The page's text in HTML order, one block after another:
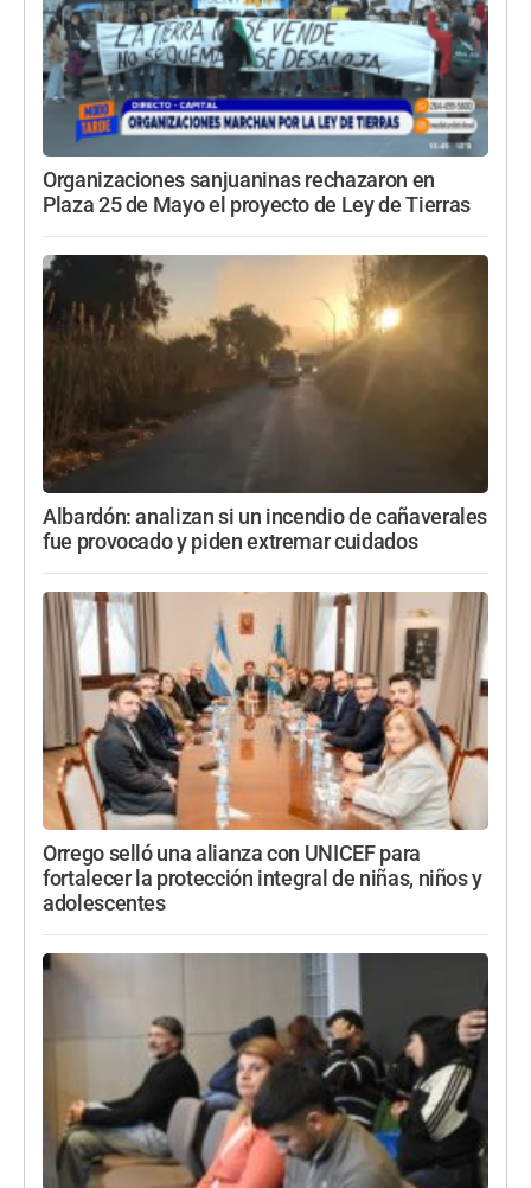
Organizaciones sanjuaninas rechazaron en
Plaza 25 de Mayo el proyecto de Ley de Tierras
Albardón: analizan si un incendio de cañaverales
fue provocado y piden extremar cuidados
Orrego selló una alianza con UNICEF para
fortalecer la protección integral de niñas, niños y
adolescentes